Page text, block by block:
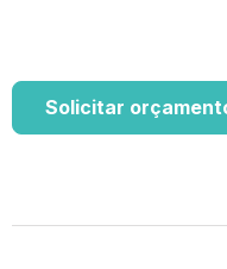
Solicitar